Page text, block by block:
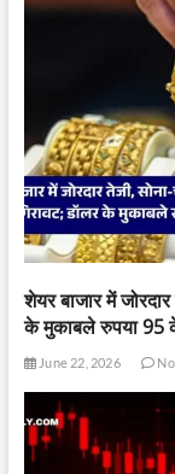
शेयर बाजार में
के मुकाबले रुपया 95
June 22, 2026